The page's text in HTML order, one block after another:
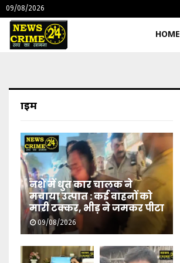
09/08/2026
HOME
क्राइम
नशे में धुत कार चालक ने
मचाया उत्पात : कई वाहनों को
मारी टक्कर, भीड़ ने जमकर पीटा
09/08/2026